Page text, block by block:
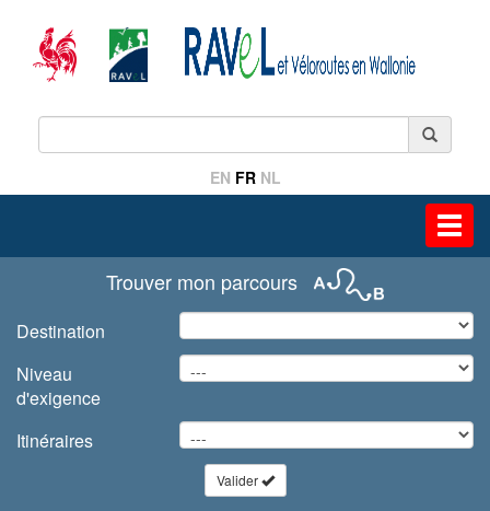
EN FR NL
Trouver mon parcours
Destination
Niveau
d'exigence
Itinéraires
Valider